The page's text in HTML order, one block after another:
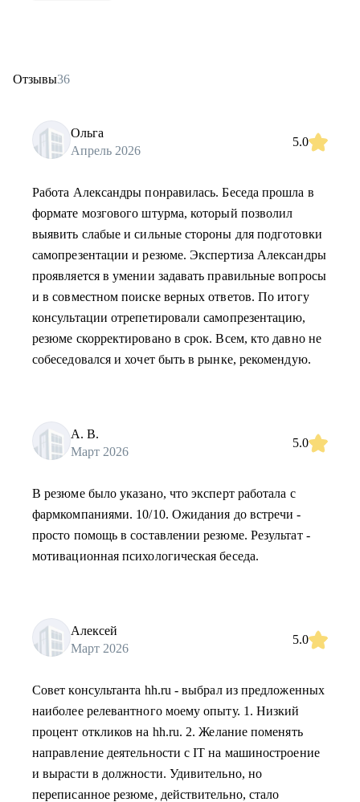
Отзывы36
Ольга
Апрель 2026
5.0
Работа Александры понравилась. Беседа прошла в
формате мозгового штурма, который позволил
выявить слабые и сильные стороны для подготовки
самопрезентации и резюме. Экспертиза Александры
проявляется в умении задавать правильные вопросы
и в совместном поиске верных ответов. По итогу
консультации отрепетировали самопрезентацию,
резюме скорректировано в срок. Всем, кто давно не
собеседовался и хочет быть в рынке, рекомендую.
А. В.
Март 2026
5.0
В резюме было указано, что эксперт работала с
фармкомпаниями. 10/10. Ожидания до встречи -
просто помощь в составлении резюме. Результат -
мотивационная психологическая беседа.
Алексей
Март 2026
5.0
Совет консультанта hh.ru - выбрал из предложенных
наиболее релевантного моему опыту. 1. Низкий
процент откликов на hh.ru. 2. Желание поменять
направление деятельности с IT на машиностроение
и вырасти в должности. Удивительно, но
переписанное резюме, действительно, стало